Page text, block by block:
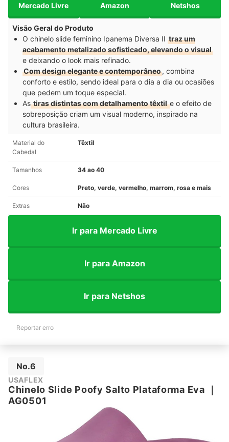
Mercado Livre Amazon Netshos
Visão Geral do Produto
O chinelo slide feminino Ipanema Diversa II traz um
acabamento metalizado sofisticado, elevando o visual
e deixando o look mais refinado.
Com design elegante e contemporâneo, combina
conforto e estilo, sendo ideal para o dia a dia ou ocasiões
que pedem um toque especial.
Astiras distintas com detalhamento têxtile o efeito de
sobreposição criam um visual moderno, inspirado na
cultura brasileira.
Material do
Cabedal
Têxtil
Tamanhos 34 ao 40
Cores Preto, verde, vermelho, marrom, rosa e mais
Extras Não
Ir para Mercado Livre
Ir para Amazon
Ir para Netshos
Reportar erro
No.6
USAFLEX
Chinelo Slide Poofy Salto Plataforma Eva
AG0501